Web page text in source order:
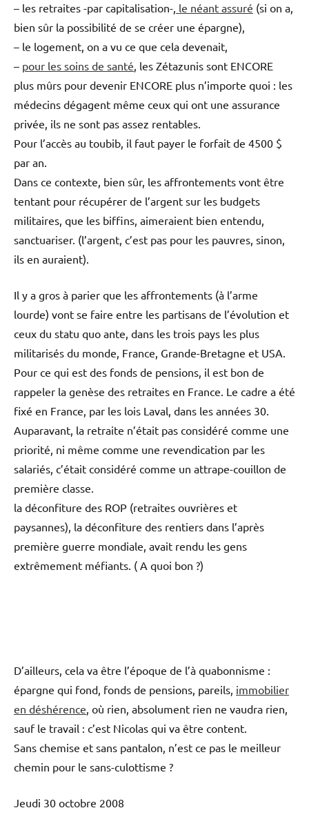
– les retraites -par capitalisation-, le néant assuré (si on a,
bien sûr la possibilité de se créer une épargne),
– le logement, on a vu ce que cela devenait,
– pour les soins de santé, les Zétazunis sont ENCORE
plus mûrs pour devenir ENCORE plus n’importe quoi : les
médecins dégagent même ceux qui ont une assurance
privée, ils ne sont pas assez rentables.
Pour l’accès au toubib, il faut payer le forfait de 4500 $
par an.
Dans ce contexte, bien sûr, les affrontements vont être
tentant pour récupérer de l’argent sur les budgets
militaires, que les biffins, aimeraient bien entendu,
sanctuariser. (l’argent, c’est pas pour les pauvres, sinon,
ils en auraient).
Il y a gros à parier que les affrontements (à l’arme
lourde) vont se faire entre les partisans de l’évolution et
ceux du statu quo ante, dans les trois pays les plus
militarisés du monde, France, Grande-Bretagne et USA.
Pour ce qui est des fonds de pensions, il est bon de
rappeler la genèse des retraites en France. Le cadre a été
fixé en France, par les lois Laval, dans les années 30.
Auparavant, la retraite n’était pas considéré comme une
priorité, ni même comme une revendication par les
salariés, c’était considéré comme un attrape-couillon de
première classe.
la déconfiture des ROP (retraites ouvrières et
paysannes), la déconfiture des rentiers dans l’après
première guerre mondiale, avait rendu les gens
extrêmement méfiants. ( A quoi bon ?)
D’ailleurs, cela va être l’époque de l’à quabonnisme :
épargne qui fond, fonds de pensions, pareils, immobilier
en déshérence, où rien, absolument rien ne vaudra rien,
sauf le travail : c’est Nicolas qui va être content.
Sans chemise et sans pantalon, n’est ce pas le meilleur
chemin pour le sans-culottisme ?
Jeudi 30 octobre 2008